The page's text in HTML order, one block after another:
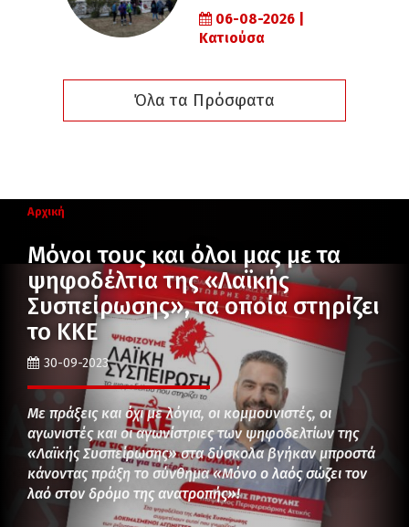
06-08-2026 |
Κατιούσα
Όλα τα Πρόσφατα
Αρχική
Μόνοι τους και όλοι μας με τα
ψηφοδέλτια της «Λαϊκής
Συσπείρωσης», τα οποία στηρίζει
το ΚΚΕ
30-09-2023
Με πράξεις και όχι με λόγια, οι κομμουνιστές, οι
αγωνιστές και οι αγωνίστριες των ψηφοδελτίων της
«Λαϊκής Συσπείρωσης» στα δύσκολα βγήκαν μπροστά
κάνοντας πράξη το σύνθημα «Μόνο ο λαός σώζει τον
λαό στον δρόμο της ανατροπής»!